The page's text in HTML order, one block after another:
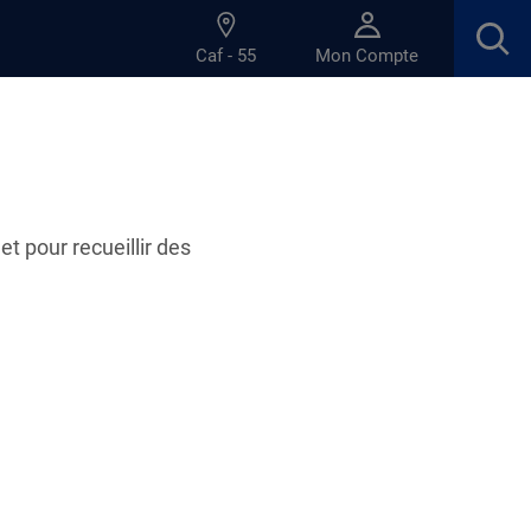
pour recueillir des
Caf - 55 Mon Compte